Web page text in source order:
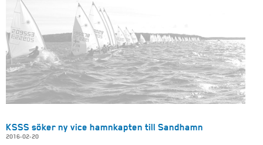
KSSS söker ny vice hamnkapten till Sandhamn
2016-02-20